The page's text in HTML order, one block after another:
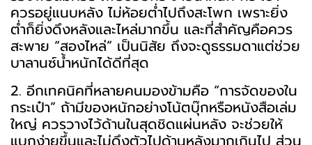
ควรอยู่แนบหลัง ไม่ห้อยต่ำไปถึงสะโพก เพราะยิ่ง
ต่ำก็ยิ่งดึงหลังและไหล่มากขึ้น และที่สำคัญคือควร
สะพาย “สองไหล่” เป็นนิสัย ถึงจะดูธรรมดาแต่ช่วย
บาลานซ์น้ำหนักได้ดีที่สุด
2. อีกเทคนิคที่หลายคนมองข้ามคือ “การจัดของใน
กระเป๋า” ถ้ามีของหนักอย่างโน้ตบุ๊กหรือหนังสือเล่ม
ใหญ่ ควรวางไว้ด้านในสุดชิดแผ่นหลัง จะช่วยให้